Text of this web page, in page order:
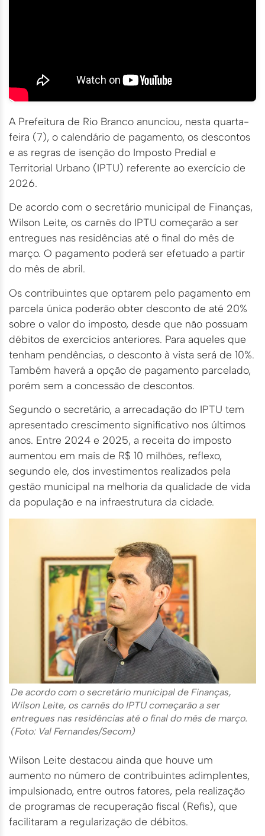
A Prefeitura de Rio Branco anunciou, nesta quarta-
feira (7), o calendário de pagamento, os descontos
e as regras de isenção do Imposto Predial e
Territorial Urbano (IPTU) referente ao exercício de
2026.
De acordo com o secretário municipal de Finanças,
Wilson Leite, os carnês do IPTU começarão a ser
entregues nas residências até o final do mês de
março. O pagamento poderá ser efetuado a partir
do mês de abril.
Os contribuintes que optarem pelo pagamento em
parcela única poderão obter desconto de até 20%
sobre o valor do imposto, desde que não possuam
débitos de exercícios anteriores. Para aqueles que
tenham pendências, o desconto à vista será de 10%.
Também haverá a opção de pagamento parcelado,
porém sem a concessão de descontos.
Segundo o secretário, a arrecadação do IPTU tem
apresentado crescimento significativo nos últimos
anos. Entre 2024 e 2025, a receita do imposto
aumentou em mais de R$ 10 milhões, reflexo,
segundo ele, dos investimentos realizados pela
gestão municipal na melhoria da qualidade de vida
da população e na infraestrutura da cidade.
De acordo com o secretário municipal de Finanças,
Wilson Leite, os carnês do IPTU começarão a ser
entregues nas residências até o final do mês de março.
(Foto: Val Fernandes/Secom)
Wilson Leite destacou ainda que houve um
aumento no número de contribuintes adimplentes,
impulsionado, entre outros fatores, pela realização
de programas de recuperação fiscal (Refis), que
facilitaram a regularização de débitos.